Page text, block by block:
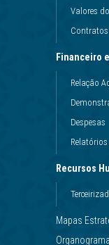
Valores
Contratos
Financeiro
Relação
Despesas
Recursos
Mapas
Organograma